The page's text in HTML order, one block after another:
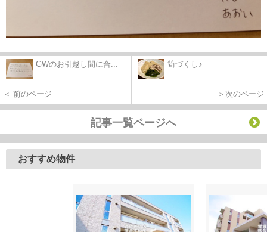
GWのお引越し間に合...
＜ 前のページ
筍づくし♪
＞次のページ
記事一覧ページへ
おすすめ物件